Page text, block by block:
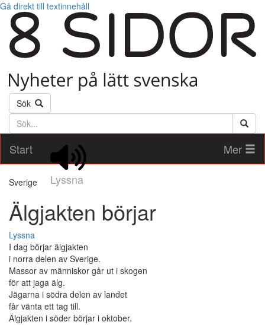
Gå direkt till textinnehåll
Sök
Söktext
Start
Lyssna
Mer
Sverige
Älgjakten börjar
Lyssna
I dag börjar älgjakten
i norra delen av Sverige.
Massor av människor går ut i skogen
för att jaga älg.
Jägarna i södra delen av landet
får vänta ett tag till.
Älgjakten i söder börjar i oktober.